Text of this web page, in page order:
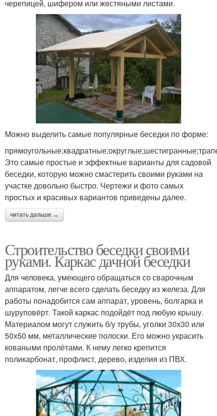
черепицей, шифером или жестяными листами.
Можно выделить самые популярные беседки по форме:
Это самые простые и эффектные варианты для садовой
беседки, которую можно смастерить своими руками на
участке довольно быстро. Чертежи и фото самых
простых и красивых вариантов приведены далее.
читать дальше →
Строительство беседки своими
руками. Каркас дачной беседки
Для человека, умеющего обращаться со сварочным
аппаратом, легче всего сделать беседку из железа. Для
работы понадобится сам аппарат, уровень, болгарка и
шуруповёрт. Такой каркас подойдёт под любую крышу.
Материалом могут служить б/у трубы, уголки 30х30 или
50х50 мм, металлические полоски. Его можно украсить
коваными пролётами. К нему легко крепится
поликарбонат, профлист, дерево, изделия из ПВХ.